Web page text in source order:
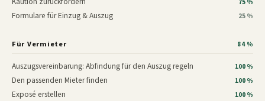
Formulare für Einzug & Auszug 25 %
Für Vermieter 84 %
Auszugsvereinbarung: Abfindung für den Auszug regeln 100 %
Den passenden Mieter finden 100 %
Exposé erstellen 100 %